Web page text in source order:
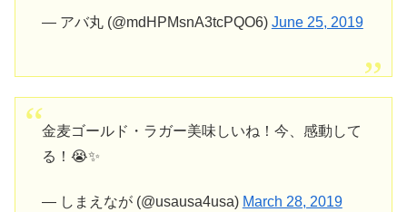
— アバ丸 (@mdHPMsnA3tcPQO6) June 25, 2019
金麦ゴールド・ラガー美味しいね！今、感動して
る！😭✨
— しまえなが (@usausa4usa) March 28, 2019